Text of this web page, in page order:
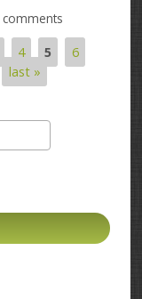
4 5
6
last »